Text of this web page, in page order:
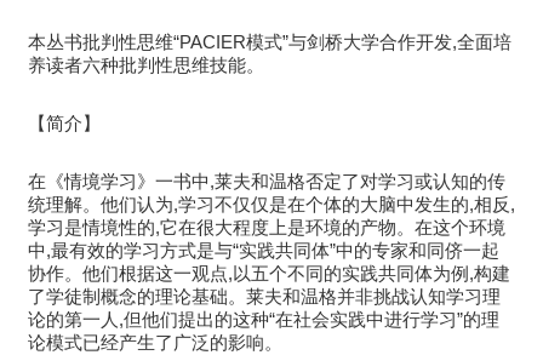
本丛书批判性思维“PACIER模式”与剑桥大学合作开发,全面培
养读者六种批判性思维技能。
【简介】
在《情境学习》一书中,莱夫和温格否定了对学习或认知的传
统理解。他们认为,学习不仅仅是在个体的大脑中发生的,相反,
学习是情境性的,它在很大程度上是环境的产物。在这个环境
中,最有效的学习方式是与“实践共同体”中的专家和同侪一起
协作。他们根据这一观点,以五个不同的实践共同体为例,构建
了学徒制概念的理论基础。莱夫和温格并非挑战认知学习理
论的第一人,但他们提出的这种“在社会实践中进行学习”的理
论模式已经产生了广泛的影响。